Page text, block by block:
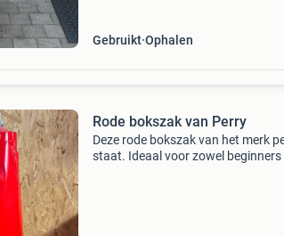
Gebruikt Ophalen
Rode bokszak van Perry
Deze rode bokszak van het merk
staat. Ideaal voor zowel